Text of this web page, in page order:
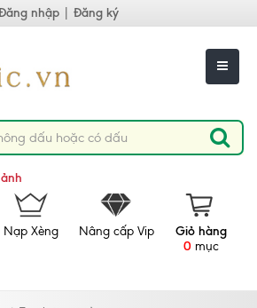
nhập Đăng ký
Giỏ hàng
0 mục
Nâng cấp Vip
Nạp Xèng